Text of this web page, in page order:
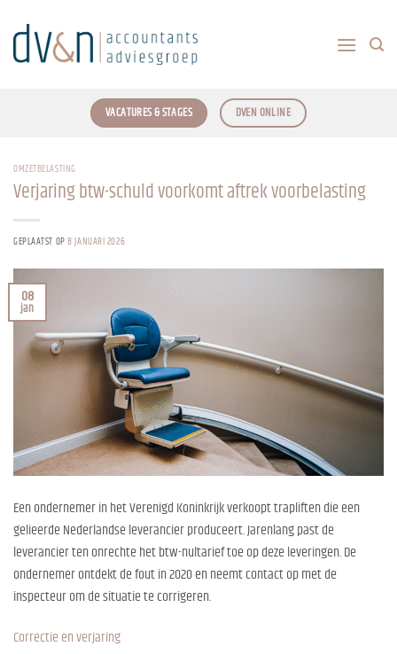
naar
inhoud
VACATURES & STAGES DVEN ONLINE
OMZETBELASTING
Verjaring btw-schuld voorkomt aftrek voorbelasting
GEPLAATST OP8 JANUARI 2026
08
jan
Een ondernemer in het Verenigd Koninkrijk verkoopt trapliften die een
gelieerde Nederlandse leverancier produceert. Jarenlang past de
leverancier ten onrechte het btw-nultarief toe op deze leveringen. De
ondernemer ontdekt de fout in 2020 en neemt contact op met de
inspecteur om de situatie te corrigeren.
Correctie en verjaring